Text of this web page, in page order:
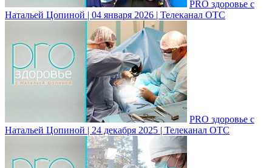
PRO здоровье с
Натальей Цопиной | 04 января 2026 | Телеканал ОТС
PRO здоровье с
Натальей Цопиной | 24 декабря 2025 | Телеканал ОТС